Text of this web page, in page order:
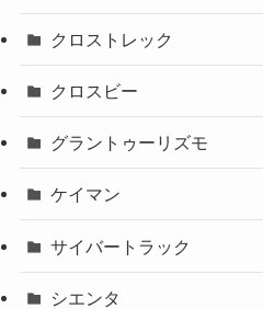
クロストレック
クロスビー
グラントゥーリズモ
ケイマン
サイバートラック
シエンタ